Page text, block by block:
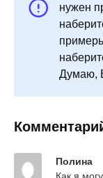
нужен
Думаю,
Полина
Как я